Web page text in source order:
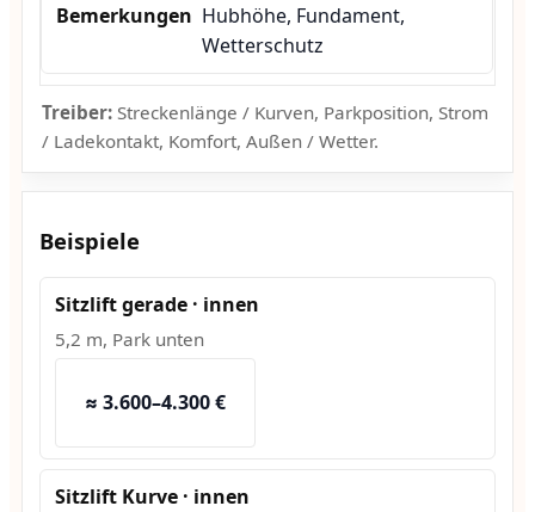
Hubhöhe, Fundament,
Wetterschutz
Treiber:Streckenlänge / Kurven, Parkposition, Strom
/ Ladekontakt, Komfort, Außen / Wetter.
Beispiele
Sitzlift gerade · innen
5,2 m, Park unten
≈ 3.600–4.300 €
Sitzlift Kurve · innen